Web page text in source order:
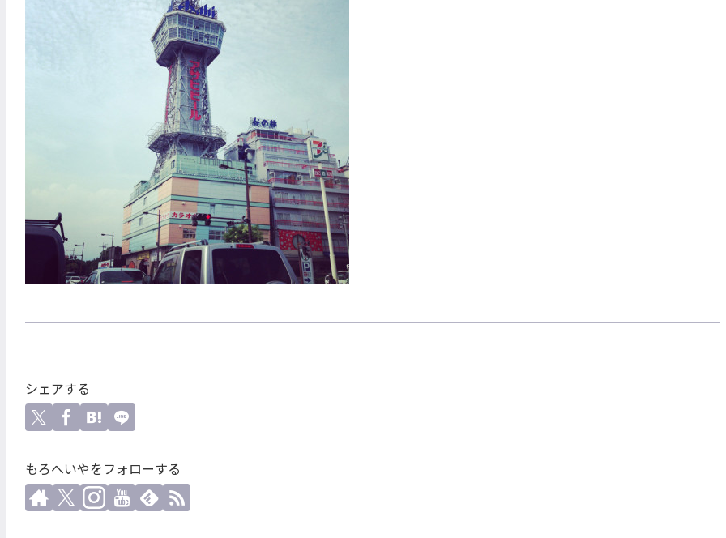
シェアする
もろへいやをフォローする